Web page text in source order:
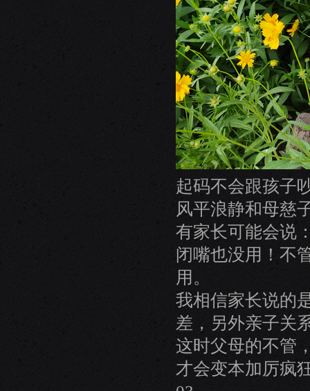
起码不会跟孩子
风平浪静和母慈
有家长可能会说
闭嘴也没用！不
用。
我相信家长说的
差，另外亲子关
这时父母的不管
才会变本加厉疯